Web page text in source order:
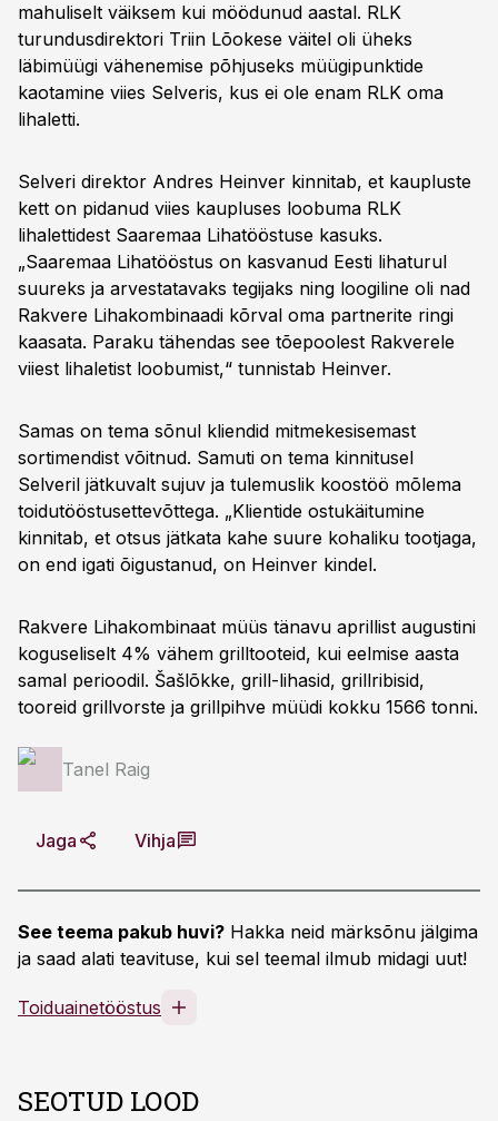
mahuliselt väiksem kui möödunud aastal. RLK
turundusdirektori Triin Lõokese väitel oli üheks
läbimüügi vähenemise põhjuseks müügipunktide
kaotamine viies Selveris, kus ei ole enam RLK oma
lihaletti.
Selveri direktor Andres Heinver kinnitab, et kaupluste
kett on pidanud viies kaupluses loobuma RLK
lihalettidest Saaremaa Lihatööstuse kasuks.
„Saaremaa Lihatööstus on kasvanud Eesti lihaturul
suureks ja arvestatavaks tegijaks ning loogiline oli nad
Rakvere Lihakombinaadi kõrval oma partnerite ringi
kaasata. Paraku tähendas see tõepoolest Rakverele
viiest lihaletist loobumist,“ tunnistab Heinver.
Samas on tema sõnul kliendid mitmekesisemast
sortimendist võitnud. Samuti on tema kinnitusel
Selveril jätkuvalt sujuv ja tulemuslik koostöö mõlema
toidutööstusettevõttega. „Klientide ostukäitumine
kinnitab, et otsus jätkata kahe suure kohaliku tootjaga,
on end igati õigustanud, on Heinver kindel.
Rakvere Lihakombinaat müüs tänavu aprillist augustini
koguseliselt 4% vähem grilltooteid, kui eelmise aasta
samal perioodil. Šašlõkke, grill-lihasid, grillribisid,
tooreid grillvorste ja grillpihve müüdi kokku 1566 tonni.
Tanel Raig
Jaga Vihja
See teema pakub huvi? Hakka neid märksõnu jälgima
ja saad alati teavituse, kui sel teemal ilmub midagi uut!
Toiduainetööstus
SEOTUD LOOD